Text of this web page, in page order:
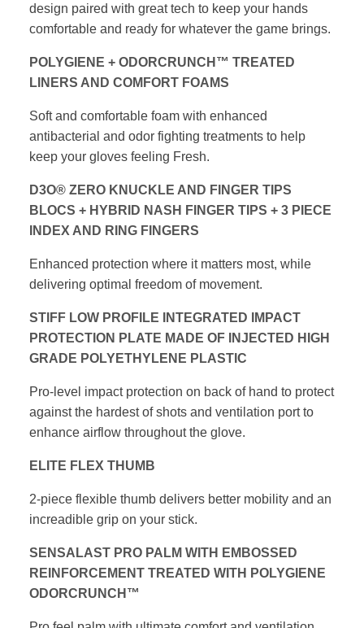
design paired with great tech to keep your hands
comfortable and ready for whatever the game brings.
POLYGIENE + ODORCRUNCH™ TREATED
LINERS AND COMFORT FOAMS
Soft and comfortable foam with enhanced
antibacterial and odor fighting treatments to help
keep your gloves feeling Fresh.
D3O® ZERO KNUCKLE AND FINGER TIPS
BLOCS + HYBRID NASH FINGER TIPS + 3 PIECE
INDEX AND RING FINGERS
Enhanced protection where it matters most, while
delivering optimal freedom of movement.
STIFF LOW PROFILE INTEGRATED IMPACT
PROTECTION PLATE MADE OF INJECTED HIGH
GRADE POLYETHYLENE PLASTIC
Pro-level impact protection on back of hand to protect
against the hardest of shots and ventilation port to
enhance airflow throughout the glove.
ELITE FLEX THUMB
2-piece flexible thumb delivers better mobility and an
increadible grip on your stick.
SENSALAST PRO PALM WITH EMBOSSED
REINFORCEMENT TREATED WITH POLYGIENE
ODORCRUNCH™